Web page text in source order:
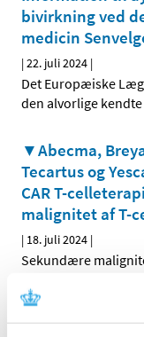
bivirkning ved
medicin
|22. juli 2024 |
Det Europæiske
den alvorlige
▼Abecma,
Tecartus og
CAR T-
malignitet af T-
| 18. juli 2024 |
Sekundære
Fusidinsyre;